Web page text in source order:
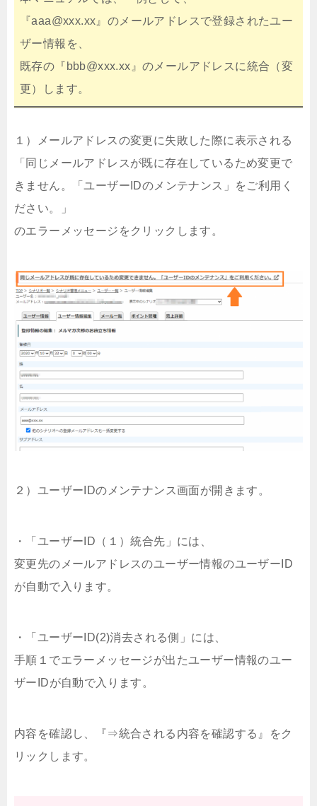
『aaa@xxx.xx』のメールアドレスで登録されたユー
ザー情報を、
既存の『bbb@xxx.xx』のメールアドレスに統合（変
更）します。
１）メールアドレスの変更に失敗した際に表示される
「同じメールアドレスが既に存在しているため変更で
きません。「ユーザーIDのメンテナンス」をご利用く
ださい。」
のエラーメッセージをクリックします。
２）ユーザーIDのメンテナンス画面が開きます。
・「ユーザーID（１）統合先」には、
変更先のメールアドレスのユーザー情報のユーザーID
が自動で入ります。
・「ユーザーID(2)消去される側」には、
手順１でエラーメッセージが出たユーザー情報のユー
ザーIDが自動で入ります。
内容を確認し、『⇒統合される内容を確認する』をク
リックします。